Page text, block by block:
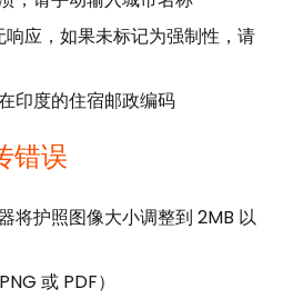
应，如果未标记为强制性，请
印度的住宿邮政编码
错误
将护照图像大小调整到 2MB 以
或 PDF）